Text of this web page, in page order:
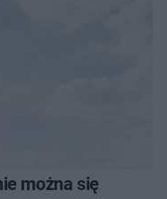
można się